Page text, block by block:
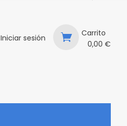
Carrito
0,00 €
Iniciar sesión